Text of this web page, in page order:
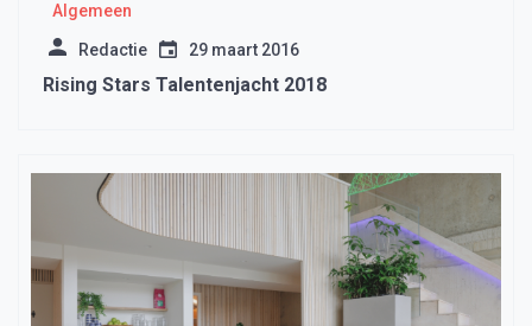
Algemeen
Redactie 29 maart 2016
Rising Stars Talentenjacht 2018